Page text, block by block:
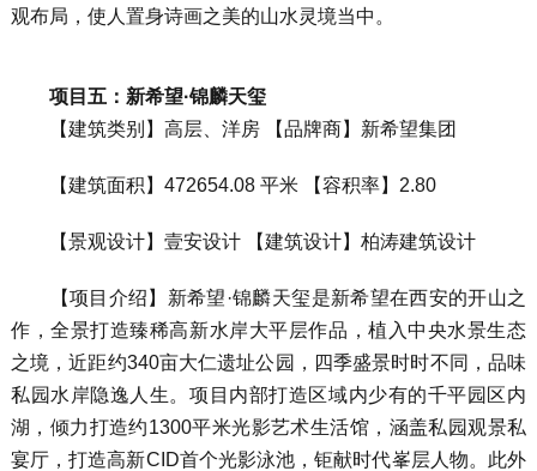
观布局，使人置身诗画之美的山水灵境当中。
项目五：新希望·锦麟天玺
【建筑类别】高层、洋房 【品牌商】新希望集团
【建筑面积】472654.08 平米 【容积率】2.80
【景观设计】壹安设计 【建筑设计】柏涛建筑设计
【项目介绍】新希望·锦麟天玺是新希望在西安的开山之
作，全景打造臻稀高新水岸大平层作品，植入中央水景生态
之境，近距约340亩大仁遗址公园，四季盛景时时不同，品味
私园水岸隐逸人生。项目内部打造区域内少有的千平园区内
湖，倾力打造约1300平米光影艺术生活馆，涵盖私园观景私
宴厅，打造高新CID首个光影泳池，钜献时代峯层人物。此外